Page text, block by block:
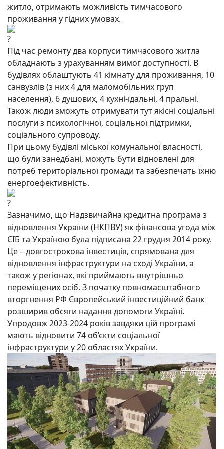
житло, отримають можливість тимчасового
проживання у гідних умовах.
Під час ремонту два корпуси тимчасового житла
обладнають з урахуванням вимог доступності. В
будівлях облаштують 41 кімнату для проживання, 10
санвузлів (з них 4 для маломобільних груп
населення), 6 душових, 4 кухні-їдальні, 4 пральні.
Також люди зможуть отримувати тут якісні соціальні
послуги з психологічної, соціальної підтримки,
соціального супроводу.
При цьому будівлі міської комунальної власності,
що були занедбані, можуть бути відновлені для
потреб територіальної громади та забезпечать їхню
енергоефективність.
Зазначимо, що Надзвичайна кредитна програма з
відновлення України (НКПВУ) як фінансова угода між
ЄІБ та Україною була підписана 22 грудня 2014 року.
Це – довгострокова інвестиція, спрямована для
відновлення інфраструктури на сході України, а
також у регіонах, які приймають внутрішньо
переміщених осіб. З початку повномасштабного
вторгнення РФ Європейський інвестиційний банк
розширив обсяги надання допомоги Україні.
Упродовж 2023-2024 років завдяки цій програмі
мають відновити 74 об’єкти соціальної
інфраструктури у 20 областях України.